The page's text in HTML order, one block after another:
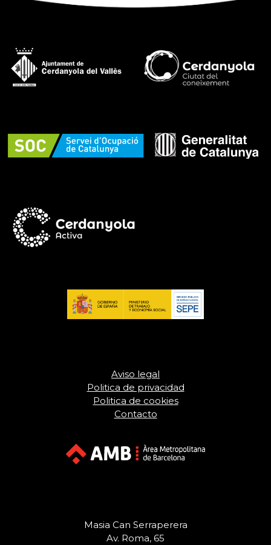
Aviso legal
Politica de privacidad
Politica de cookies
Contacto
Masia Can Serraperera
Av. Roma, 65